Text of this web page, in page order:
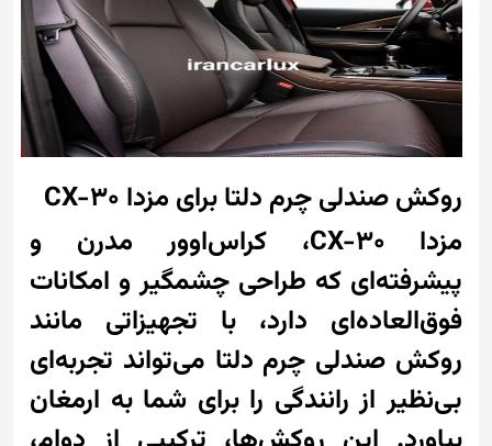
روکش صندلی چرم دلتا برای مزدا CX-30
مزدا CX-30، کراس‌اوور مدرن و
پیشرفته‌ای که طراحی چشمگیر و امکانات
فوق‌العاده‌ای دارد، با تجهیزاتی مانند
روکش صندلی چرم دلتا می‌تواند تجربه‌ای
بی‌نظیر از رانندگی را برای شما به ارمغان